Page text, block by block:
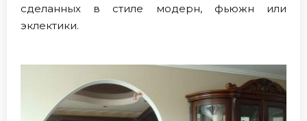
сделанных в стиле модерн, фьюжн или
эклектики.